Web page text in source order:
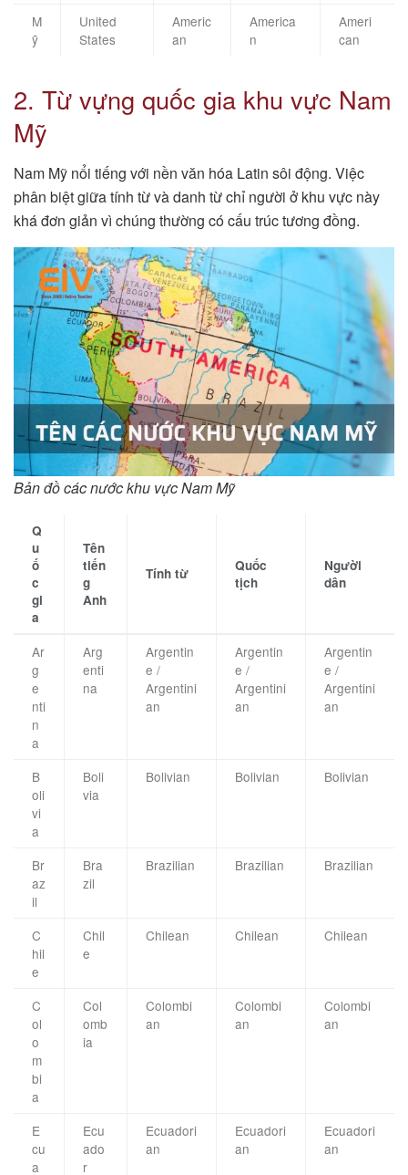
M
ỹ
United
States
Americ
an
America
n
Ameri
can
2. Từ vựng quốc gia khu vực Nam
Mỹ
Nam Mỹ nổi tiếng với nền văn hóa Latin sôi động. Việc
phân biệt giữa tính từ và danh từ chỉ người ở khu vực này
khá đơn giản vì chúng thường có cấu trúc tương đồng.
Bản đồ các nước khu vực Nam Mỹ
Q
u
ố
c
gi
a
Tên
tiến
g
Anh
Tính từ
Quốc
tịch
Người
dân
Ar
g
e
nti
n
a
Arg
enti
na
Argentin
e /
Argentini
an
Argentin
e /
Argentini
an
Argentin
e /
Argentini
an
B
oli
vi
a
Boli
via
Bolivian Bolivian Bolivian
Br
az
il
Bra
zil
Brazilian Brazilian Brazilian
C
hil
e
Chil
e
Chilean Chilean Chilean
C
ol
o
m
bi
a
Col
omb
ia
Colombi
an
Colombi
an
Colombi
an
E
cu
a
Ecu
ado
r
Ecuadori
an
Ecuadori
an
Ecuadori
an